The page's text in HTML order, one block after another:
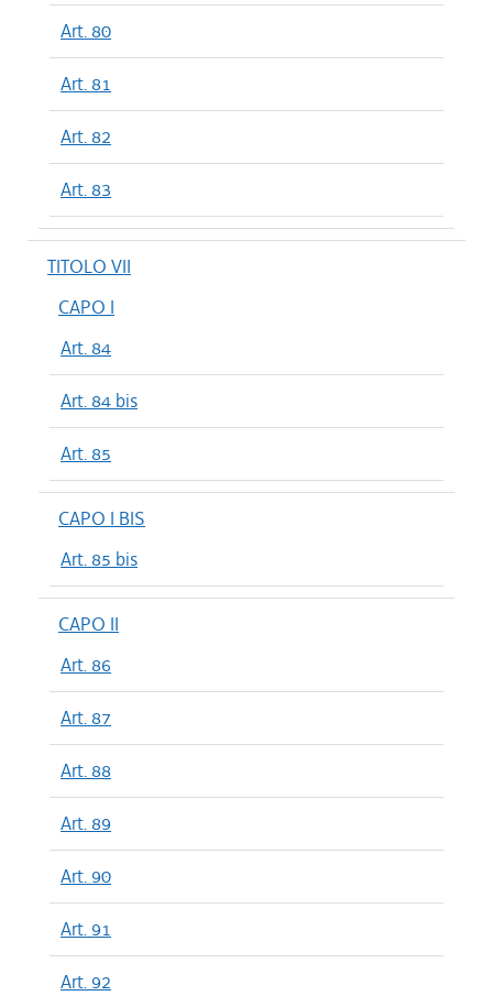
Art. 80
Art. 81
Art. 82
Art. 83
TITOLO VII
CAPO I
Art. 84
Art. 84 bis
Art. 85
CAPO I BIS
Art. 85 bis
CAPO II
Art. 86
Art. 87
Art. 88
Art. 89
Art. 90
Art. 91
Art. 92